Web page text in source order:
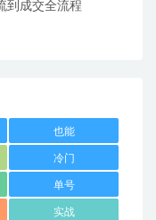
到成交全流程
也能
冷门
单号
实战